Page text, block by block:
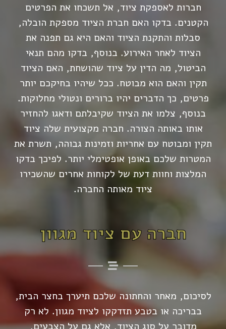
חברות לאספקת ציוד, אל תשכחו את הפרטים
הקטנים. בדקו האם חברת הציוד מספקת הובלה,
סבלות והתקנת הציוד והאם היא גם תפנה את
הציוד לאחר האירוע. בנוסף, בדקו מהם תנאי
הביטול, מה הדין על ציוד שהושחת, האם הציוד
תקין והאם הוא מבוטח. ככל שיהיו בחיקכם יותר
פרטים, כך הדברים יהיו ברורים ונטולי מחלוקות.
בנוסף, צלמו את הציוד שקיבלתם ודאגו להחזיר
אותו באותה הצורה. חברה מקצועית שלה ציוד
תקין ומבוטח עם אחריות וזמינות גבוהה, תשרת את
המטרות שלכם באופן אופטימלי יותר. לפיכך בדקו
המלצות וחוות דעת של לקוחות אחרים שהשכירו
ציוד מאותה החברה.
חברה עם ציוד מגוון
לסיכום, מאחר והחתונה שלכם תיערך בחצר הבית,
בבריכה או בטבע תזדקקו לציוד מגוון. לא רק